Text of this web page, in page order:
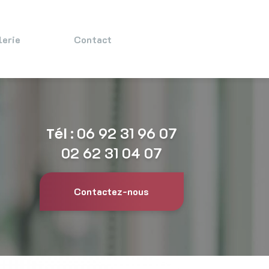
Contact
Contactez-nous
Tél : 06 92 31 96 07
02 62 31 04 07